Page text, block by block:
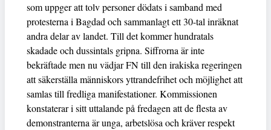
som uppger att tolv personer dödats i samband med
protesterna i Bagdad och sammanlagt ett 30-tal inräknat
andra delar av landet. Till det kommer hundratals
skadade och dussintals gripna. Siffrorna är inte
bekräftade men nu vädjar FN till den irakiska regeringen
att säkerställa människors yttrandefrihet och möjlighet att
samlas till fredliga manifestationer. Kommissionen
konstaterar i sitt uttalande på fredagen att de flesta av
demonstranterna är unga, arbetslösa och kräver respekt